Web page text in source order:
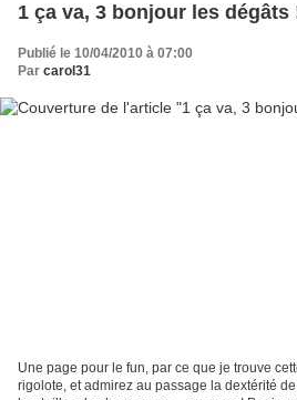
1 ça va, 3 bonjour les dégâts
Publié le 10/04/2010 à 07:00
Par carol31
Une page pour le fun, par ce que je trouve
rigolote, et admirez au passage la dextérité